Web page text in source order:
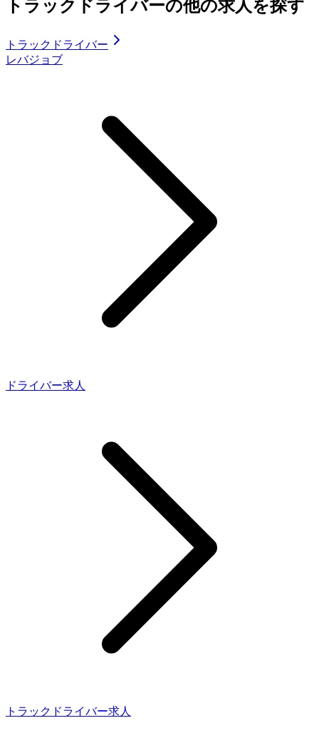
トラックドライバーの他の求人を探す
トラックドライバー
レバジョブ
ドライバー求人
トラックドライバー求人